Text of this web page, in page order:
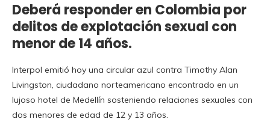
Deberá responder en Colombia por
delitos de explotación sexual con
menor de 14 años.
Interpol emitió hoy una circular azul contra Timothy Alan
Livingston, ciudadano norteamericano encontrado en un
lujoso hotel de Medellín sosteniendo relaciones sexuales con
dos menores de edad de 12 y 13 años.